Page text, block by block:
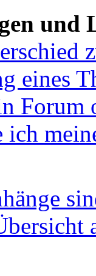
und
eines
Forum